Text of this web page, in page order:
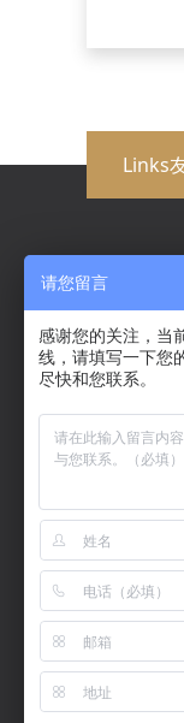
Links
权
技
请您留言
感谢您的关注，当
线，请填写一下您
尽快和您联系。